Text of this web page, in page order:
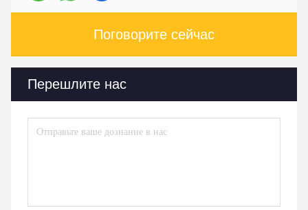
Поговорите сейчас
Перешлите нас